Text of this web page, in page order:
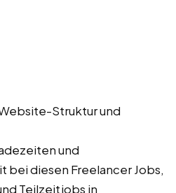
Struktur und
und
bei diesen Freelancer Jobs,
Teilzeitjobs in